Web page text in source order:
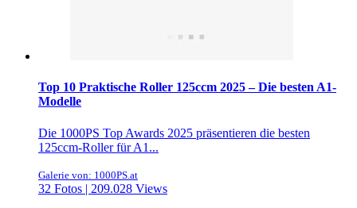
Top 10 Praktische Roller 125ccm 2025 – Die besten A1-
Modelle
Die 1000PS Top Awards 2025 präsentieren die besten
125ccm-Roller für A1...
Galerie von: 1000PS.at
32 Fotos | 209.028 Views